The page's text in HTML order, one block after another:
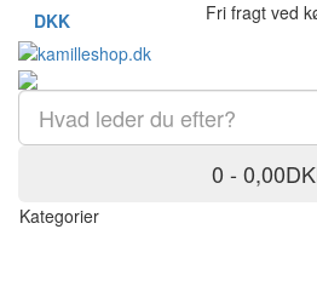
DKK Fri fragt ved
0 -
Kategorier